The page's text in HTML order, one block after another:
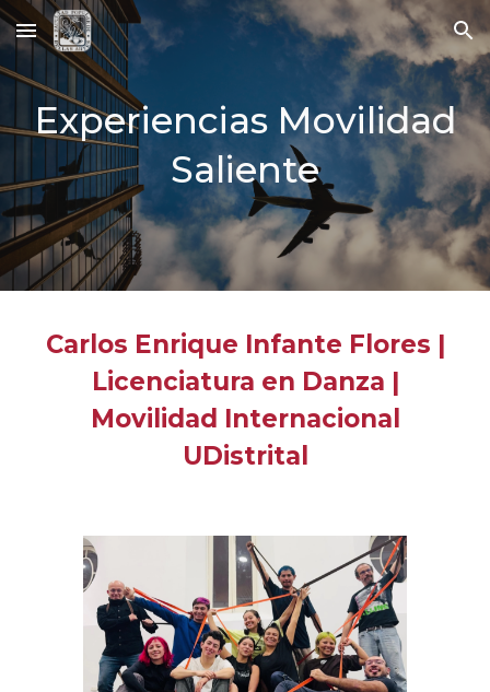
Skip to main content Skip to navigation
Experiencias Movilidad
Saliente
Carlos Enrique Infante Flores |
Licenciatura en Danza |
Movilidad Internacional
UDistrital